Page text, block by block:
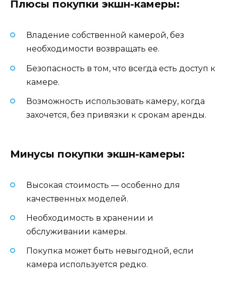
Плюсы покупки экшн-камеры:
Владение собственной камерой, без
необходимости возвращать ее.
Безопасность в том, что всегда есть доступ к
камере.
Возможность использовать камеру, когда
захочется, без привязки к срокам аренды.
Минусы покупки экшн-камеры:
Высокая стоимость — особенно для
качественных моделей.
Необходимость в хранении и
обслуживании камеры.
Покупка может быть невыгодной, если
камера используется редко.